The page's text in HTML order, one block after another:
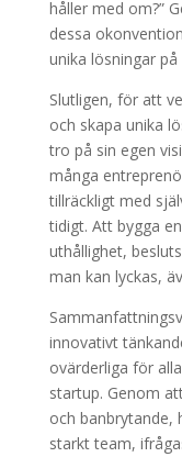
håller med om?”
dessa
unika lösningar
Slutligen, för att
och skapa unika
tro på sin egen
många
tillräckligt med
tidigt. Att bygga
uthållighet,
man kan lyckas,
innovativt
ovärderliga för
startup. Genom
och banbrytande,
starkt team,